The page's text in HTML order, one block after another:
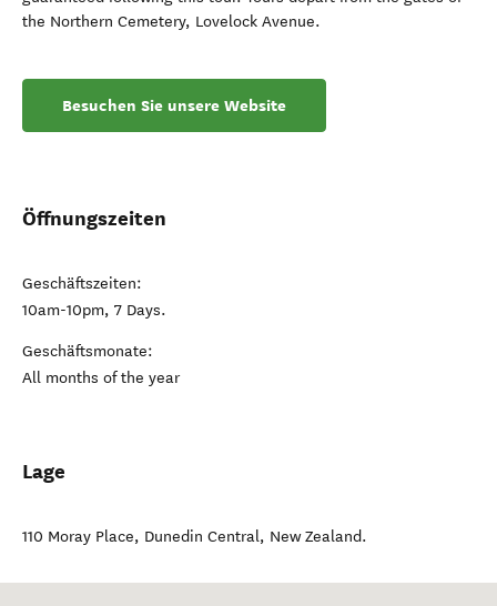
the Northern Cemetery, Lovelock Avenue.
Besuchen Sie unsere Website
Öffnungszeiten
Geschäftszeiten:
10am-10pm, 7 Days.
Geschäftsmonate:
All months of the year
Lage
110 Moray Place, Dunedin Central, New Zealand.